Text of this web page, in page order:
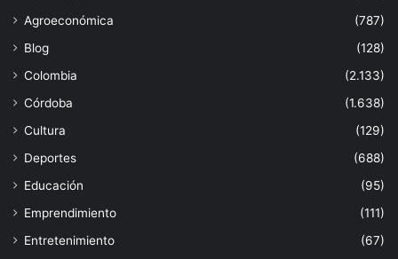
Agroeconómica
(787)
Blog
(128)
Colombia
(2.133)
Córdoba
(1.638)
Cultura
(129)
Deportes
(688)
Educación
(95)
Emprendimiento
(111)
Entretenimiento
(67)